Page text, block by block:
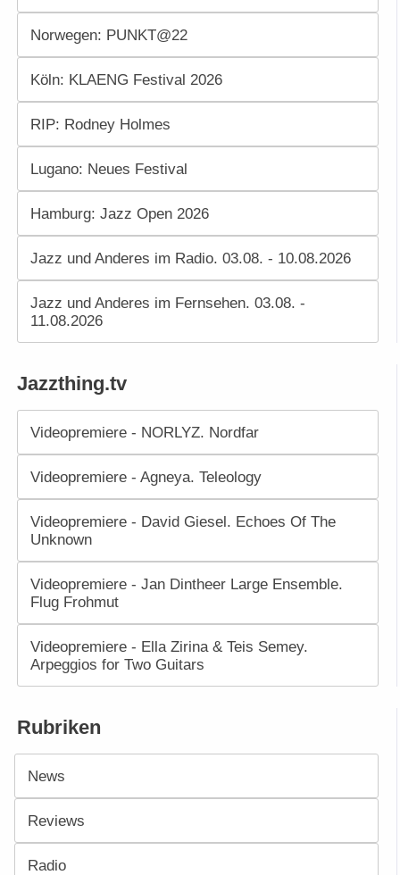
Norwegen: PUNKT@22
Köln: KLAENG Festival 2026
RIP: Rodney Holmes
Lugano: Neues Festival
Hamburg: Jazz Open 2026
Jazz und Anderes im Radio. 03.08. - 10.08.2026
Jazz und Anderes im Fernsehen. 03.08. -
11.08.2026
Jazzthing.tv
Videopremiere - NORLYZ. Nordfar
Videopremiere - Agneya. Teleology
Videopremiere - David Giesel. Echoes Of The
Unknown
Videopremiere - Jan Dintheer Large Ensemble.
Flug Frohmut
Videopremiere - Ella Zirina & Teis Semey.
Arpeggios for Two Guitars
Rubriken
News
Reviews
Radio